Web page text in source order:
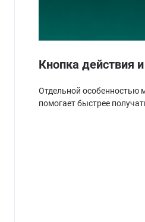
Кнопка действия
Отдельной особенностью
помогает быстрее